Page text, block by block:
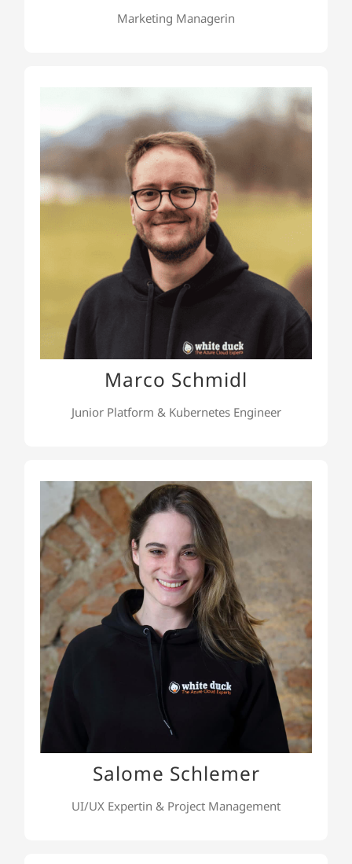
Marketing Managerin
Marco Schmidl
Junior Platform & Kubernetes Engineer
Marco Schmidl
Marco ist unser J
unior
Platform
und
Kubernetes
Engineer. Sein Fokus liegt auf
Kubernetes
DevOps
-Methoden wie CI/CD
und
erweitert Marco sein Wissen durch einen
Masterstudiengang im Fachbereich
DevOps
Cloud-Computing.
Salome Schlemer
UI/UX Expertin & Project Management
Salome Schlemer
Salome ist unsere User Experience Designerin
(UXQB® Certified Professional for Usability and
User Experience (CPUX-F)) und nutzt UX-
Methoden und Vorgehensweisen, um Lösungen
entsprechend der Bedürfnisse der Nutzer zu
entwickeln. Dieses Wissen verwendet sie
außerdem in ihrem zweiten Gebiet dem